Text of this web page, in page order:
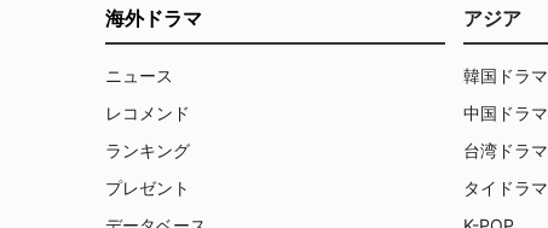
海外ドラマ
ニュース
レコメンド
ランキング
プレゼント
アジア
韓国ドラマ
中国ドラマ
台湾ドラマ
タイドラマ